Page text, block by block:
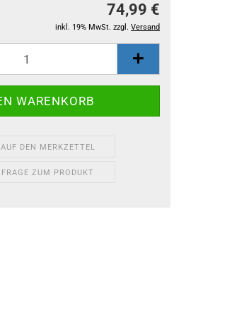
74,99 €
inkl. 19% MwSt. zzgl. Versand
AUF DEN MERKZETTEL
FRAGE ZUM PRODUKT